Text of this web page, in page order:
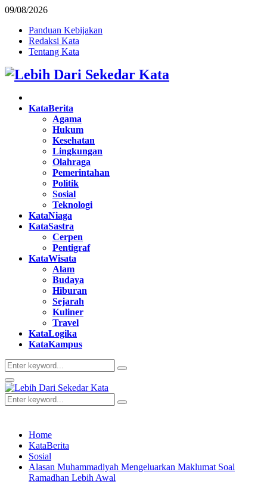
09/08/2026
Panduan Kebijakan
Redaksi Kata
Tentang Kata
Facebook
Twitter
Instagram
Pinterest
Youtube
KataBerita
Agama
Hukum
Kesehatan
Lingkungan
Olahraga
Pemerintahan
Politik
Sosial
Teknologi
KataNiaga
KataSastra
Cerpen
Pentigraf
KataWisata
Alam
Budaya
Hiburan
Sejarah
Kuliner
Travel
KataLogika
KataKampus
Search
for:
Search
Primary
Menu
Search
for:
Search
Home
KataBerita
Sosial
Alasan Muhammadiyah Mengeluarkan Maklumat Soal
Ramadhan Lebih Awal